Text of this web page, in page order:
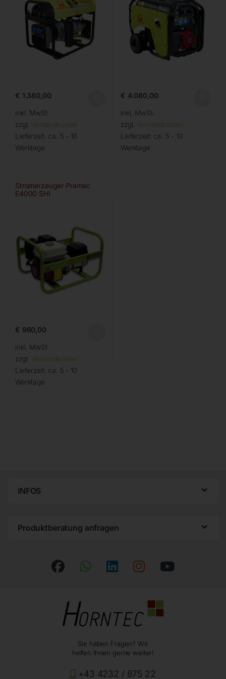
€ 1.380,00
inkl. MwSt.
zzgl. Versandkosten
Lieferzeit: ca. 5 - 10
Werktage
€ 4.080,00
inkl. MwSt.
zzgl. Versandkosten
Lieferzeit: ca. 5 - 10
Werktage
Stromerzeuger Pramac
E4000 SHI
€ 960,00
inkl. MwSt.
zzgl. Versandkosten
Lieferzeit: ca. 5 - 10
Werktage
INFOS
Produktberatung anfragen
Sie haben Fragen? Wir
helfen Ihnen gerne weiter!
+43 4232 / 875 22